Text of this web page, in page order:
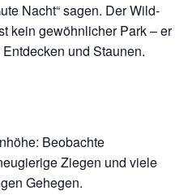
Nacht“ sagen. Der Wild-
kein gewöhnlicher Park – er
und Staunen.
Beobachte
Ziegen und viele
Gehegen.